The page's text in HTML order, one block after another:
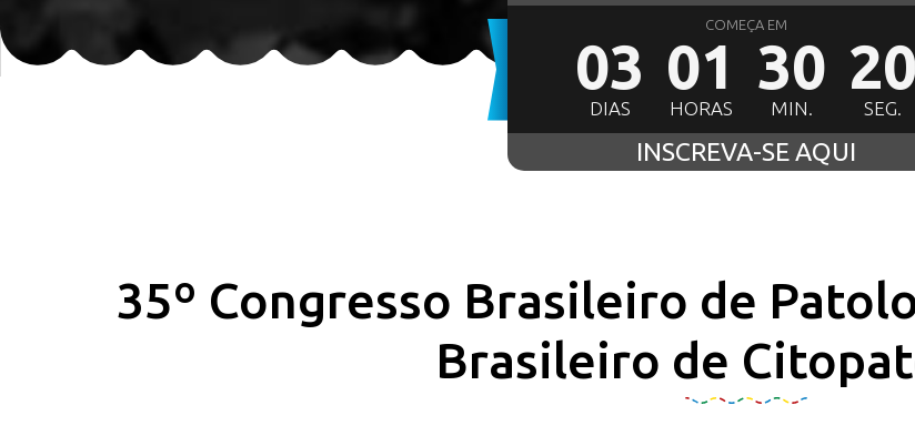
COMEÇA EM
03
DIAS
01
HORAS
30
MIN.
18
SEG.
INSCREVA-SE AQUI
35º Congresso Brasileiro de
Brasileiro de